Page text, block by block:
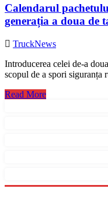
Calendarul
generația a doua de
TruckNews
Introducerea celei de-a
scopul de a spori siguranța
Read More